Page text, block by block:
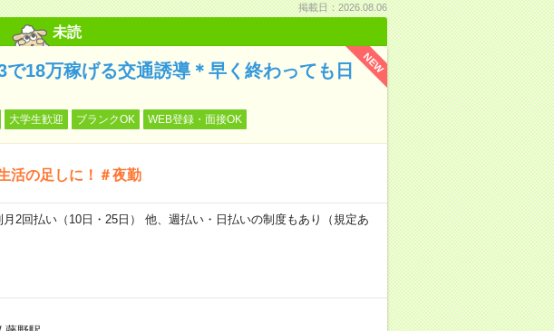
掲載日：2026.08.06
未読
NEW
18万稼げる交通誘導＊早く終わっても日
大学生歓迎 ブランクOK WEB登録・面接OK
活の足しに！＃夜勤
2回払い（10日・25日） 他、週払い・日払いの制度もあり（規定あ